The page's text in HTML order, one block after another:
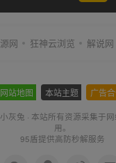
网 狂神云浏览 解说网
网站地图 本站主题 广告
小灰兔 · 本站所有资源采集于网
用。
95盾提供高防秒解服务